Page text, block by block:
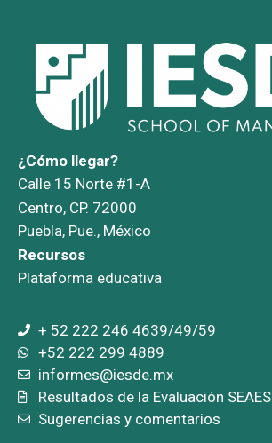
¿Cómo llegar?
Calle 15 Norte #1-A
Centro, CP. 72000
Puebla, Pue., México
Recursos
Plataforma educativa
+ 52 222 246 4639/49/59
+52 222 299 4889
informes@iesde.mx
Resultados de la Evaluación SEAES
Sugerencias y comentarios